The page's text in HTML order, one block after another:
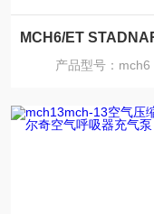
产品型号：mch6